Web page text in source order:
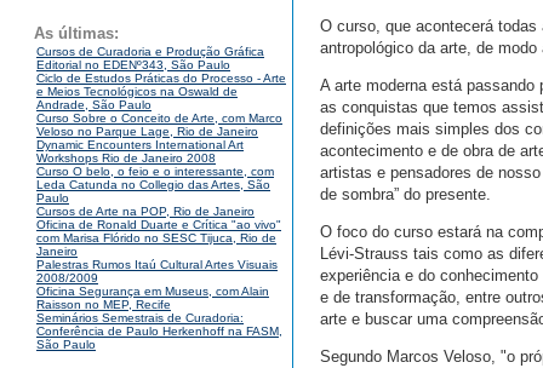
As últimas:
Cursos de Curadoria e Produção Gráfica
Editorial no EDENº343, São Paulo
Ciclo de Estudos Práticas do Processo - Arte
e Meios Tecnológicos na Oswald de
Andrade, São Paulo
Curso Sobre o Conceito de Arte, com Marco
Veloso no Parque Lage, Rio de Janeiro
Dynamic Encounters International Art
Workshops Rio de Janeiro 2008
Curso O belo, o feio e o interessante, com
Leda Catunda no Collegio das Artes, São
Paulo
Cursos de Arte na POP, Rio de Janeiro
Oficina de Ronald Duarte e Crítica "ao vivo"
com Marisa Flórido no SESC Tijuca, Rio de
Janeiro
Palestras Rumos Itaú Cultural Artes Visuais
2008/2009
Oficina Segurança em Museus, com Alain
Raisson no MEP, Recife
Seminários Semestrais de Curadoria:
Conferência de Paulo Herkenhoff na FASM,
São Paulo
O curso, que acontecerá
antropológico da arte, de
A arte moderna está
as conquistas que temos
definições mais simples dos
acontecimento e de obra de
artistas e pensadores de
de sombra” do presente.
O foco do curso estará na
Lévi-Strauss tais como as
experiência e do
e de transformação, entre
arte e buscar uma
Segundo Marcos Veloso, "o